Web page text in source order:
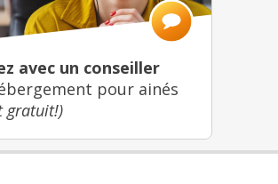
avec un conseiller
pour ainés
gratuit!)